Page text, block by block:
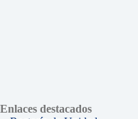
Enlaces destacados